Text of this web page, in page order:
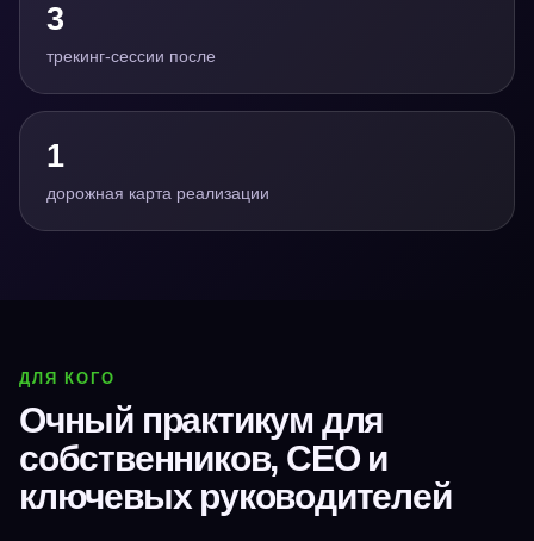
3
трекинг-сессии после
1
дорожная карта реализации
ДЛЯ КОГО
Очный практикум для
собственников, CEO и
ключевых руководителей